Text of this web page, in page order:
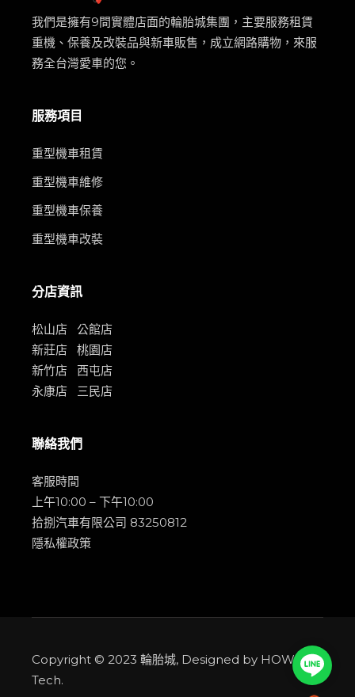
我們是擁有9間實體店面的輪胎城集團，主要服務租賃
重機、保養及改裝品與新車販售，成立網路購物，來服
務全台灣愛車的您。
服務項目
重型機車租賃
重型機車維修
重型機車保養
重型機車改裝
分店資訊
松山店
公館店
新莊店
桃園店
新竹店
西屯店
永康店
三民店
聯絡我們
客服時間
上午10:00 – 下午10:00
拾捌汽車有限公司 83250812
隱私權政策
Copyright © 2023輪胎城, Designed by HOWMAI
Tech.
Line